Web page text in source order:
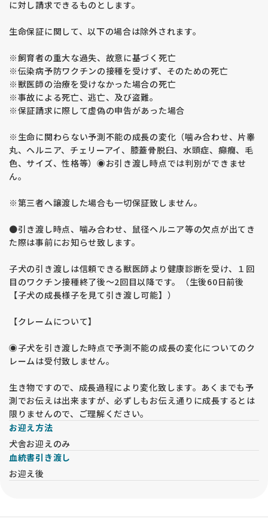
に対し請求できるものとします。
生命保証に関して、以下の場合は除外されます。
※飼育者の重大な過失、故意に基づく死亡
※伝染病予防ワクチンの接種を受けず、そのための死亡
※獣医師の治療を受けなかった場合の死亡
※事故による死亡、逃亡、及び盗難。
※保証請求に際して虚偽の申告があった場合
※生命に関わらない予測不能の成長の変化（噛み合わせ、片睾
丸、ヘルニア、チェリーアイ、膝蓋骨脱臼、水頭症、癲癇、毛
色、サイズ、性格等）◉お引き渡し時点では判別ができませ
ん。
※第三者へ譲渡した場合も一切保証致しません。
●引き渡し時点、噛み合わせ、鼠径ヘルニア等の欠点が出てき
た際は事前にお知らせ致します。
子犬の引き渡しは信頼できる獣医師より健康診断を受け、１回
目のワクチン接種終了後〜2回目以降です。（生後60日前後
【子犬の成長様子を見て引き渡し可能】）
【クレームについて】
◉子犬を引き渡した時点で予測不能の成長の変化についてのク
レームは受付致しません。
生き物ですので、成長過程により変化致します。あくまでも予
測でお伝えは出来ますが、必ずしもお伝え通りに成長するとは
限りませんので、ご理解ください。
お迎え方法
犬舎お迎えのみ
血統書引き渡し
お迎え後